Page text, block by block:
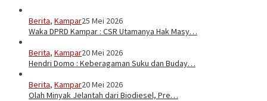
Berita, Kampar25 Mei 2026
Waka DPRD Kampar : CSR Utamanya Hak Masy…
Berita, Kampar20 Mei 2026
Hendri Domo : Keberagaman Suku dan Buday…
Berita, Kampar20 Mei 2026
Olah Minyak Jelantah dari Biodiesel, Pre…